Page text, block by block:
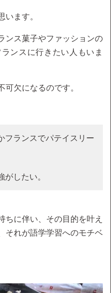
います。
ンス菓子やファッションの
ンスに行きたい人もいま
可欠になるのです。
フランスでパテイスリー
がしたい。
ちに伴い、その目的を叶え
それが語学学習へのモチベ